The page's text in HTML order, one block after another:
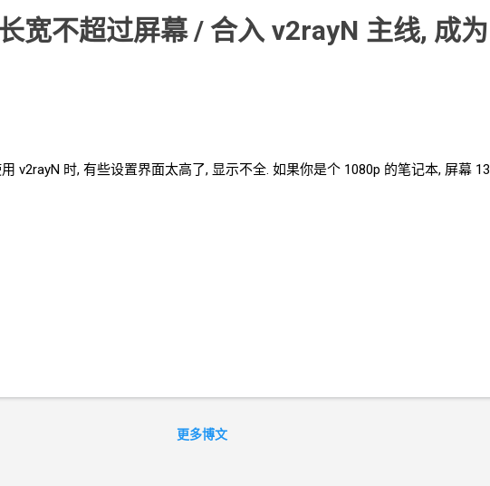
宽不超过屏幕 / 合入 v2rayN 主线, 成为
v2rayN 时, 有些设置界面太高了, 显示不全. 如果你是个 1080p 的笔记本, 屏幕 13
更多博文